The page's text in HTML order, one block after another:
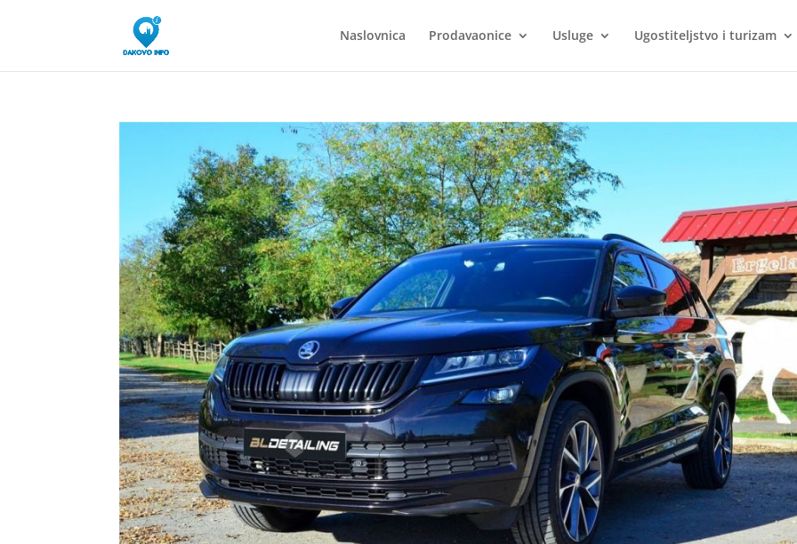
Naslovnica Prodavaonice Usluge Ugostiteljstvo i turizam